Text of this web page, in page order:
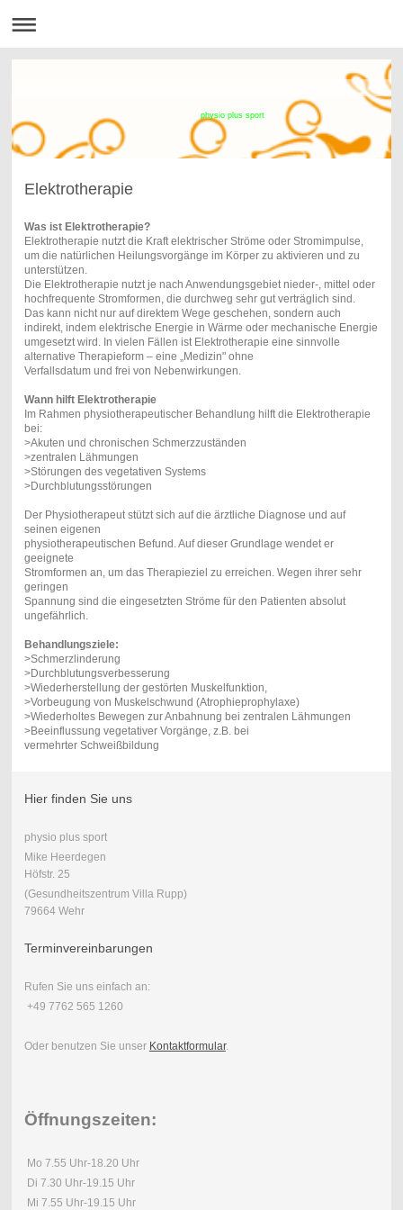
physio plus sport
Elektrotherapie
Was ist Elektrotherapie?
Elektrotherapie nutzt die Kraft elektrischer Ströme oder Stromimpulse,
um die natürlichen Heilungsvorgänge im Körper zu aktivieren und zu
unterstützen.
Die Elektrotherapie nutzt je nach Anwendungsgebiet nieder-, mittel oder
hochfrequente Stromformen, die durchweg sehr gut verträglich sind.
Das kann nicht nur auf direktem Wege geschehen, sondern auch
indirekt, indem elektrische Energie in Wärme oder mechanische Energie
umgesetzt wird. In vielen Fällen ist Elektrotherapie eine sinnvolle
alternative Therapieform – eine „Medizin" ohne
Verfallsdatum und frei von Nebenwirkungen.
Wann hilft Elektrotherapie
Im Rahmen physiotherapeutischer Behandlung hilft die Elektrotherapie
bei:
>Akuten und chronischen Schmerzzuständen
>zentralen Lähmungen
>Störungen des vegetativen Systems
>Durchblutungsstörungen
Der Physiotherapeut stützt sich auf die ärztliche Diagnose und auf
seinen eigenen
physiotherapeutischen Befund. Auf dieser Grundlage wendet er
geeignete
Stromformen an, um das Therapieziel zu erreichen. Wegen ihrer sehr
geringen
Spannung sind die eingesetzten Ströme für den Patienten absolut
ungefährlich.
Behandlungsziele:
>Schmerzlinderung
>Durchblutungsverbesserung
>Wiederherstellung der gestörten Muskelfunktion,
>Vorbeugung von Muskelschwund (Atrophieprophylaxe)
>Wiederholtes Bewegen zur Anbahnung bei zentralen Lähmungen
>Beeinflussung vegetativer Vorgänge, z.B. bei
vermehrter Schweißbildung
Hier finden Sie uns
physio plus sport
Mike Heerdegen
Höfstr. 25
(Gesundheitszentrum Villa Rupp)
79664 Wehr
Terminvereinbarungen
Rufen Sie uns einfach an:
+49 7762 565 1260
Oder benutzen Sie unser Kontaktformular.
Öffnungszeiten:
Mo 7.55 Uhr-18.20 Uhr
Di 7.30 Uhr-19.15 Uhr
Mi 7.55 Uhr-19.15 Uhr